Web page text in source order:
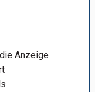
Anzeige